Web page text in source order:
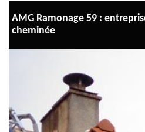
AMG Ramonage 59 :
cheminée